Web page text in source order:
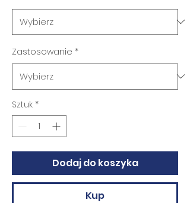
Zastosowanie *
Sztuk *
Dodaj do koszyka
Kup